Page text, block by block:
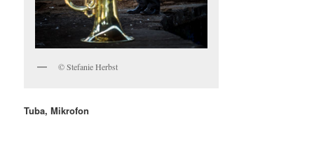
© Stefanie Herbst
Tuba, Mikrofon